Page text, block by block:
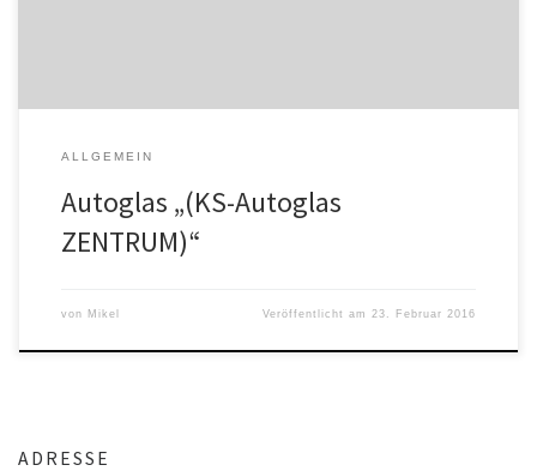
ALLGEMEIN
Autoglas „(KS-Autoglas
ZENTRUM)“
von Mikel Veröffentlicht am 23. Februar 2016
ADRESSE